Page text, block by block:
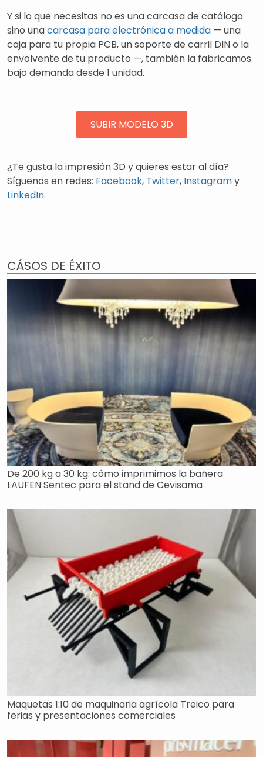
Y si lo que necesitas no es una carcasa de catálogo
sino unacarcasa para electrónica a medida — una
caja para tu propia PCB, un soporte de carril DIN o la
envolvente de tu producto —, también la fabricamos
bajo demanda desde 1 unidad.
SUBIR MODELO 3D
¿Te gusta la impresión 3D y quieres estar al día?
Síguenos en redes: Facebook, Twitter, Instagramy
LinkedIn.
CÁSOS DE ÉXITO
De 200 kg a 30 kg: cómo imprimimos la bañera
LAUFEN Sentec para el stand de Cevisama
Maquetas 1:10 de maquinaria agrícola Treico para
ferias y presentaciones comerciales